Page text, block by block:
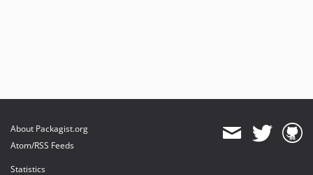
About Packagist.org
Atom/RSS Feeds
Statistics